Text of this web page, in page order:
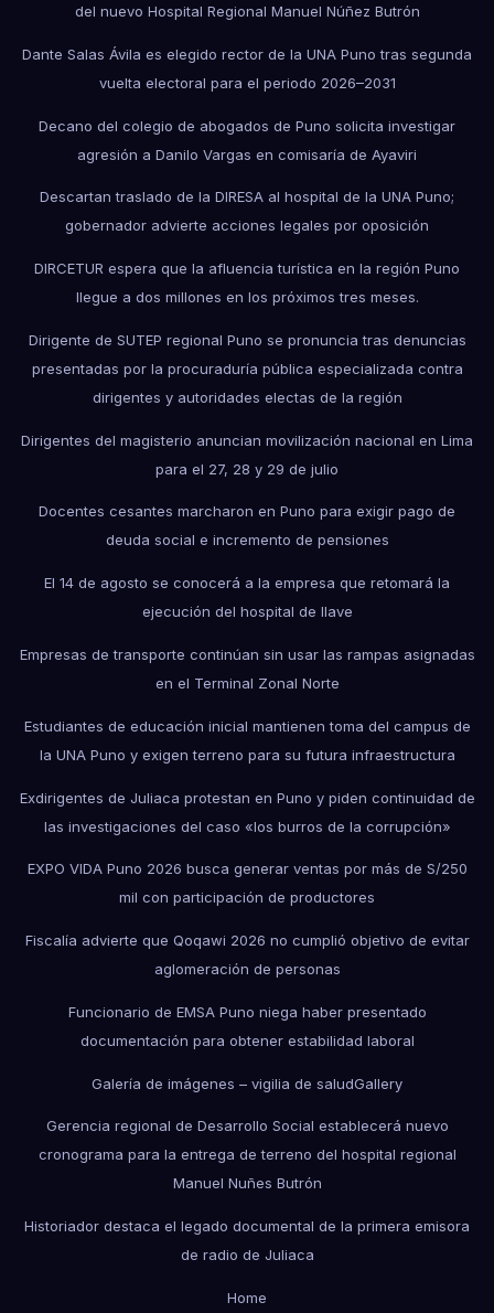
del nuevo Hospital Regional Manuel Núñez Butrón
Dante Salas Ávila es elegido rector de la UNA Puno tras segunda
vuelta electoral para el periodo 2026–2031
Decano del colegio de abogados de Puno solicita investigar
agresión a Danilo Vargas en comisaría de Ayaviri
Descartan traslado de la DIRESA al hospital de la UNA Puno;
gobernador advierte acciones legales por oposición
DIRCETUR espera que la afluencia turística en la región Puno
llegue a dos millones en los próximos tres meses.
Dirigente de SUTEP regional Puno se pronuncia tras denuncias
presentadas por la procuraduría pública especializada contra
dirigentes y autoridades electas de la región
Dirigentes del magisterio anuncian movilización nacional en Lima
para el 27, 28 y 29 de julio
Docentes cesantes marcharon en Puno para exigir pago de
deuda social e incremento de pensiones
El 14 de agosto se conocerá a la empresa que retomará la
ejecución del hospital de Ilave
Empresas de transporte continúan sin usar las rampas asignadas
en el Terminal Zonal Norte
Estudiantes de educación inicial mantienen toma del campus de
la UNA Puno y exigen terreno para su futura infraestructura
Exdirigentes de Juliaca protestan en Puno y piden continuidad de
las investigaciones del caso «los burros de la corrupción»
EXPO VIDA Puno 2026 busca generar ventas por más de S/250
mil con participación de productores
Fiscalía advierte que Qoqawi 2026 no cumplió objetivo de evitar
aglomeración de personas
Funcionario de EMSA Puno niega haber presentado
documentación para obtener estabilidad laboral
Galería de imágenes – vigilia de saludGallery
Gerencia regional de Desarrollo Social establecerá nuevo
cronograma para la entrega de terreno del hospital regional
Manuel Nuñes Butrón
Historiador destaca el legado documental de la primera emisora
de radio de Juliaca
Home